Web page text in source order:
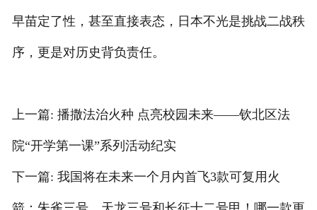
早苗定了性，甚至直接表态，日本不光是挑战二战秩
序，更是对历史背负责任。
上一篇: 播撒法治火种 点亮校园未来——钦北区法
院“开学第一课”系列活动纪实
下一篇: 我国将在未来一个月内首飞3款可复用火